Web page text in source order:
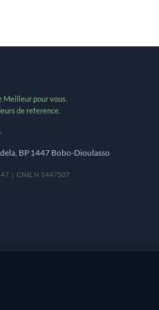
Meilleur pour vous.
de reference.
BP 1447 Bobo-Dioulasso
| CNIL N 1447507